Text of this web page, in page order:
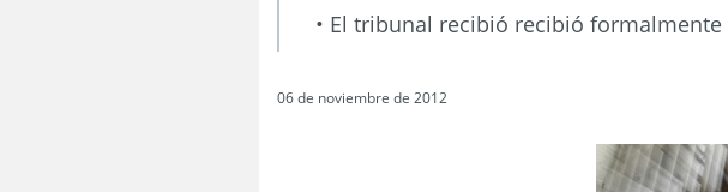
• El tribunal recibió recibió
06 de noviembre de 2012